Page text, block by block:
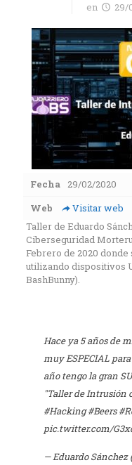
en 29/
Fecha 29/02/2020
Web
Visitar web
Taller de Eduardo
Ciberseguridad
Febrero de 2020
utilizando dispositivos
BashBunny).
Hace ya 5 años de
muy ESPECIAL
año tengo la gran
"Taller de Intrusión
#Hacking #Beers
pic.twitter.com/
— Eduardo Sánchez